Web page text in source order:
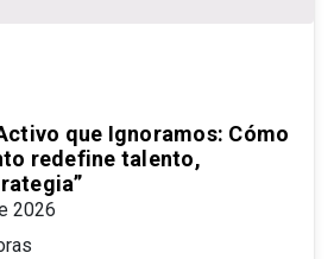
que Ignoramos: Cómo
redefine talento,
2026